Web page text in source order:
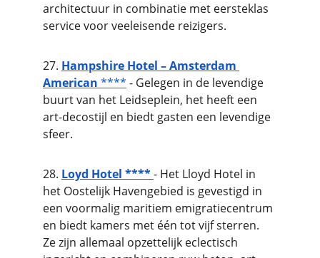
architectuur in combinatie met eersteklas
service voor veeleisende reizigers.
27. Hampshire Hotel – Amsterdam
American **** - Gelegen in de levendige
buurt van het Leidseplein, het heeft een
art-decostijl en biedt gasten een levendige
sfeer.
28. Loyd Hotel ****- Het Lloyd Hotel in
het Oostelijk Havengebied is gevestigd in
een voormalig maritiem emigratiecentrum
en biedt kamers met één tot vijf sterren.
Ze zijn allemaal opzettelijk eclectisch